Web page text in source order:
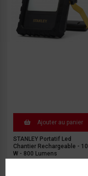
Ajouter au panier
STANLEY Portatif Led
Chantier Rechargeable - 10
W - 800 Lumens